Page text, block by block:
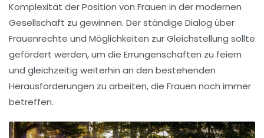
Komplexität derPosition von Frauen in der modernen
Gesellschaft zu gewinnen. Der ständige Dialog über
Frauenrechte und Möglichkeiten zurGleichstellung sollte
gefördert werden, um die Errungenschaften zu feiern
und gleichzeitig weiterhin an den bestehenden
Herausforderungen zu arbeiten, die Frauen noch immer
betreffen.